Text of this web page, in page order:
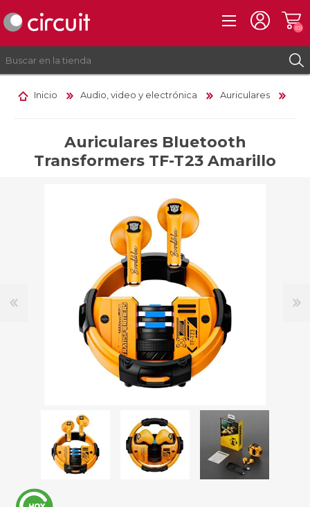
INICIAR SESIÓN
(0)
Inicio Audio, video y electrónica Auriculares
Auriculares Bluetooth
Transformers TF-T23 Amarillo